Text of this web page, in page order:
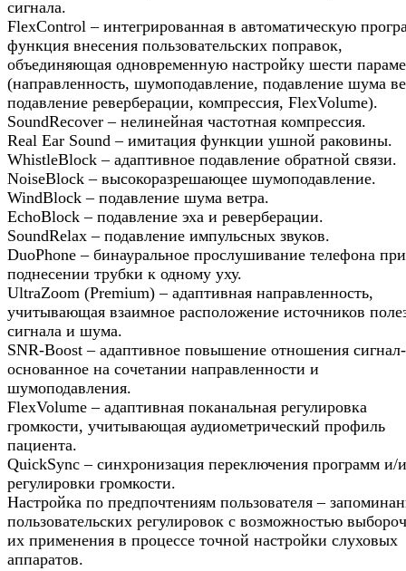
сигнала.
FlexControl – интегрированная в автоматическую
функция внесения пользовательских поправок,
объединяющая одновременную настройку шести
(направленность, шумоподавление, подавление шума
подавление реверберации, компрессия, FlexVolume).
SoundRecover – нелинейная частотная компрессия.
Real Ear Sound – имитация функции ушной раковины.
WhistleBlock – адаптивное подавление обратной связи.
NoiseBlock – высокоразрешающее шумоподавление.
WindBlock – подавление шума ветра.
EchoBlock – подавление эха и реверберации.
SoundRelax – подавление импульсных звуков.
DuoPhone – бинауральное прослушивание телефона при
поднесении трубки к одному уху.
UltraZoom (Premium) – адаптивная направленность,
учитывающая взаимное расположение источников
сигнала и шума.
SNR-Boost – адаптивное повышение отношения
основанное на сочетании направленности и
шумоподавления.
FlexVolume – адаптивная поканальная регулировка
громкости, учитывающая аудиометрический профиль
пациента.
QuickSync – синхронизация переключения программ и/
регулировки громкости.
Настройка по предпочтениям пользователя –
пользовательских регулировок с возможностью
их применения в процессе точной настройки слуховых
аппаратов.